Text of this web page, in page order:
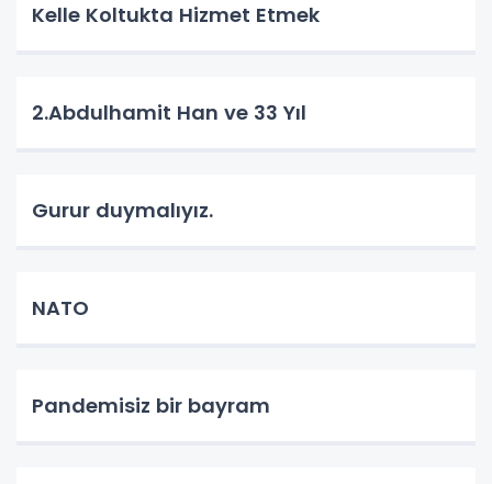
Kelle Koltukta Hizmet Etmek
2.Abdulhamit Han ve 33 Yıl
Gurur duymalıyız.
NATO
Pandemisiz bir bayram